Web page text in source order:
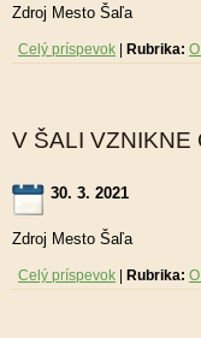
Zdroj Mesto Šaľa
Celý príspevok Rubrika:
V ŠALI VZNIKNE
30. 3. 2021
Zdroj Mesto Šaľa
Celý príspevok Rubrika: